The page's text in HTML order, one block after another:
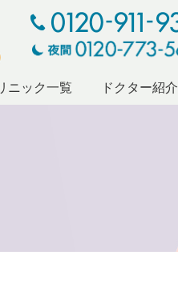
ニック一覧 ドクター紹介